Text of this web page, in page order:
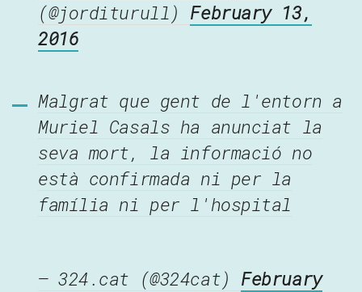
(@jorditurull) February 13,
2016
Malgrat que gent de l'entorn a
Muriel Casals ha anunciat la
seva mort, la informació no
està confirmada ni per la
família ni per l'hospital
— 324.cat (@324cat) February